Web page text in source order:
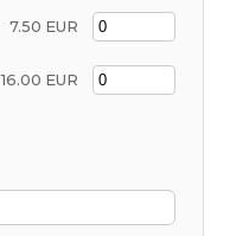
7.50 EUR
16.00 EUR